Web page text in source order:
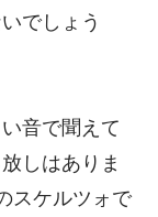
でしょう
音で聞えて
しはありま
スケルツォで